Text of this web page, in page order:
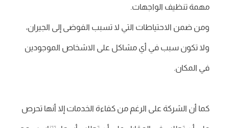
مهمة تنظيف الواجهات.
ومن ضمن الاحتياطات التي لا تسبب الفوضى إلى الجيران،
ولا تكون سبب في أي مشاكل على الاشخاص الموجودين
في المكان.
كما أن الشركة على الرغم من كفاءة الخدمات إلا أنها تحرص